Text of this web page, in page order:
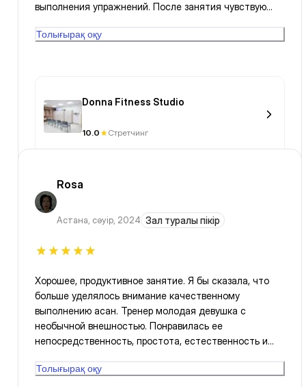
выполнения упражнений. После занятия чувствую
Обязательно буду продолжать посещать эти
Толығырақ оқу
Donna Fitness Studio
10.0 Стретчинг
Rosa
Астана, сәуір, 2024 Зал туралы пікір
Хорошее, продуктивное занятие. Я бы сказала, что
больше уделялось внимание качественному
выполнению асан. Тренер молодая девушка с
необычной внешностью. Понравилась ее
непосредственность, простота, естественность и
шавасамы звучала громче, чем нужно и хотелось бы
Толығырақ оқу